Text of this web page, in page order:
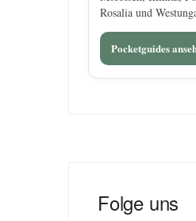
Rosalia und
Pocketguides
Folge uns